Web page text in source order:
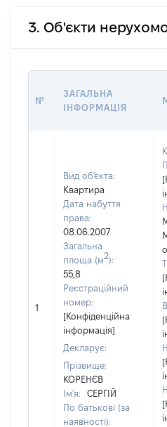
3. Об'єкти
№
ЗАГАЛЬНА
ІНФОРМАЦІЯ
1
Вид об'єкта:
Квартира
Дата набуття
права:
08.06.2007
Загальна
площа (м2):
55,8
Реєстраційний
номер:
[Конфіденційна
інформація]
Декларує:
Прізвище:
КОРЕНЄВ
Ім'я:
СЕРГІЙ
По батькові (за
наявності):